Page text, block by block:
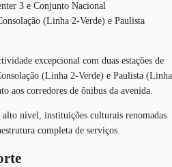
3 e Conjunto Nacional
(Linha 2-Verde) e Paulista
excepcional com duas estações de
(Linha 2-Verde) e Paulista (Linha
aos corredores de ônibus da avenida.
nível, instituições culturais renomadas
completa de serviços.